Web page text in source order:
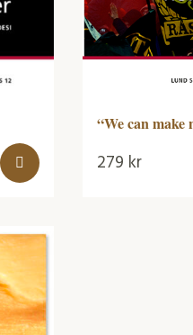
“We can make
279 kr